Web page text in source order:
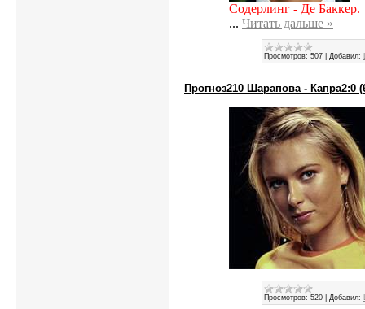
Содерлинг - Де Баккер.
... Читать дальше »
Просмотров: 507 Добавил:
Прогноз210 Шарапова - Капра2:0
Просмотров: 520 Добавил: